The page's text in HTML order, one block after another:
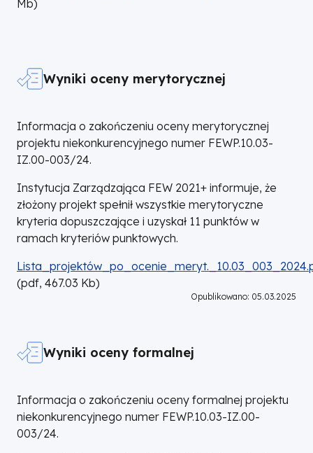
Mb)
Wyniki oceny merytorycznej
Informacja o zakończeniu oceny merytorycznej
projektu niekonkurencyjnego numer FEWP.10.03-
IZ.00-003/24.
Instytucja Zarządzająca FEW 2021+ informuje, że
złożony projekt spełnił wszystkie merytoryczne
kryteria dopuszczające i uzyskał 11 punktów w
ramach kryteriów punktowych.
DOKUMENT
(pdf, 467.03 Kb)
Opublikowano: 05.03.2025
Wyniki oceny formalnej
Informacja o zakończeniu oceny formalnej projektu
niekonkurencyjnego numer FEWP.10.03-IZ.00-
003/24.